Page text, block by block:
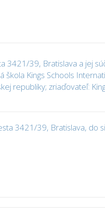
3421/39, Bratislava a jej
Kings Schools
republiky; zriaďovateľ:
3421/39, Bratislava, do